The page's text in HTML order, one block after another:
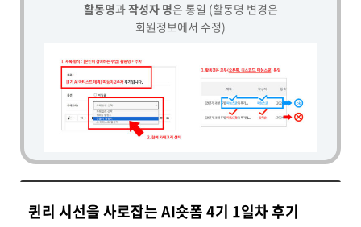
활동명과작성자 명은 통일 (활동명 변경은
회원정보에서 수정)
퀸리 시선을 사로잡는 AI숏폼 4기 1일차 후기